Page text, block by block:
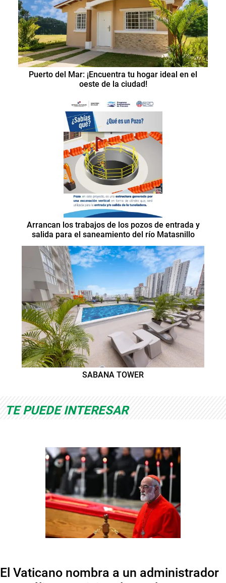
Puerto del Mar: ¡Encuentra tu hogar ideal en el
oeste de la ciudad!
Arrancan los trabajos de los pozos de entrada y
salida para el saneamiento del río Matasnillo
SABANA TOWER
TE PUEDE INTERESAR
El Vaticano nombra a un administrador